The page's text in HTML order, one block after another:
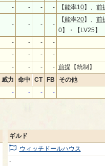
- - - - 【能率10】、 前
- - - -
【能率20】、 前
0】・【LV25】
- - -
-
- - -
-
- - - - 前提 【統制】
威力 命中 CT FB
その他
- - -
-
ギルド
ウィッチドールハウス
-